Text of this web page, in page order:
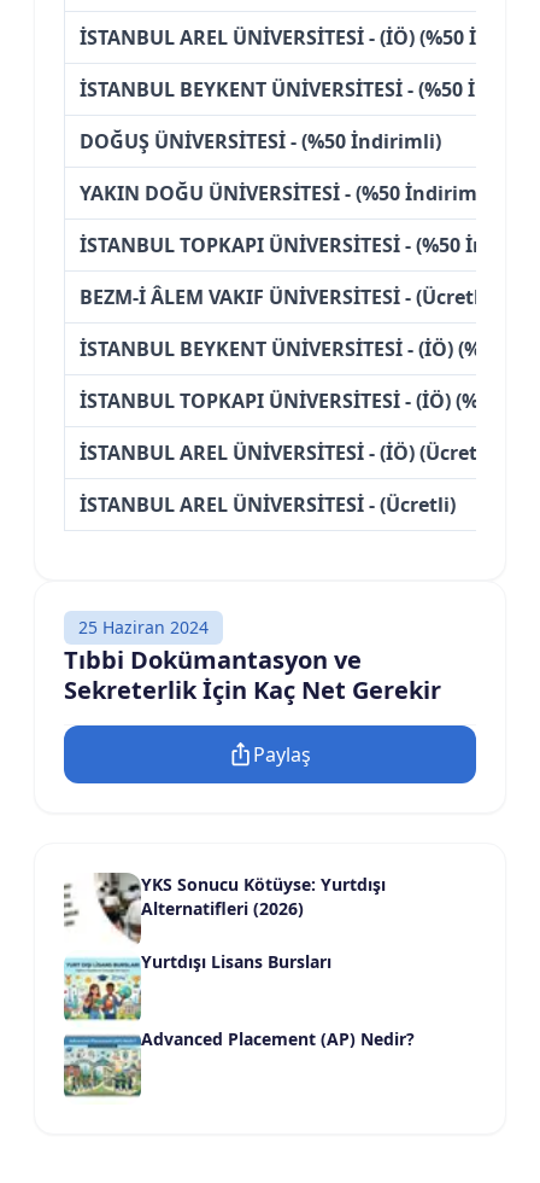
İSTANBUL AREL ÜNİVERSİTESİ - (İÖ) (%50
İSTANBUL BEYKENT ÜNİVERSİTESİ - (%50
DOĞUŞ ÜNİVERSİTESİ - (%50 İndirimli)
YAKIN DOĞU ÜNİVERSİTESİ - (%50 İndirimli)
İSTANBUL TOPKAPI ÜNİVERSİTESİ - (%50
BEZM-İ ÂLEM VAKIF ÜNİVERSİTESİ - (Ücretli)
İSTANBUL BEYKENT ÜNİVERSİTESİ - (İÖ) (%50
İSTANBUL TOPKAPI ÜNİVERSİTESİ - (İÖ) (%50
İSTANBUL AREL ÜNİVERSİTESİ - (İÖ) (Ücretli)
İSTANBUL AREL ÜNİVERSİTESİ - (Ücretli)
25 Haziran 2024
Tıbbi Dokümantasyon ve
Sekreterlik İçin Kaç Net Gerekir
Paylaş
YKS Sonucu Kötüyse: Yurtdışı
Alternatifleri (2026)
Yurtdışı Lisans Bursları
Advanced Placement (AP) Nedir?